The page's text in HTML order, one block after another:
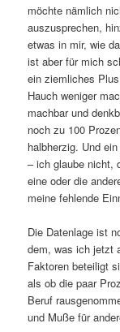
möchte nämlich
auszusprechen,
etwas in mir, wie
ist aber für mich
ein ziemliches
Hauch weniger
machbar und
noch zu 100
halbherzig. Und
– ich glaube nicht,
eine oder die
meine fehlende
Die Datenlage ist
dem, was ich jetzt
Faktoren beteiligt
als ob die paar
Beruf
und Muße für